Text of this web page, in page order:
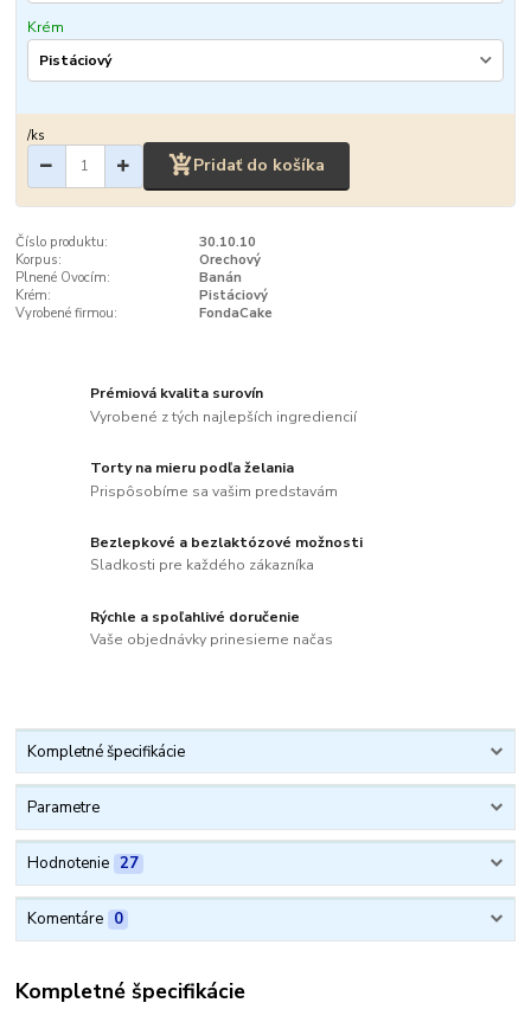
Krém
/ks
Pridať do košíka
Číslo produktu:
30.10.10
Korpus:
Orechový
Plnené Ovocím:
Banán
Krém:
Pistáciový
Vyrobené firmou:
FondaCake
Prémiová kvalita surovín
Vyrobené z tých najlepších ingrediencií
Torty na mieru podľa želania
Prispôsobíme sa vašim predstavám
Bezlepkové a bezlaktózové možnosti
Sladkosti pre každého zákazníka
Rýchle a spoľahlivé doručenie
Vaše objednávky prinesieme načas
Kompletné špecifikácie
Parametre
Hodnotenie 27
Komentáre 0
Kompletné špecifikácie